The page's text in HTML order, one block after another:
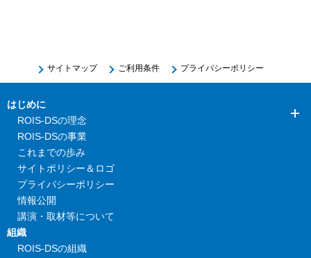
サイトマップ ご利用条件 プライバシーポリシー
はじめに
ROIS-DSの理念
ROIS-DSの事業
これまでの歩み
サイトポリシー＆ロゴ
プライバシーポリシー
情報公開
講演・取材等について
組織
ROIS-DSの組織